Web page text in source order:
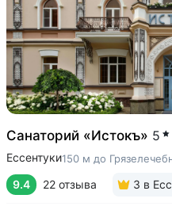
Санаторий «Истокъ» 5
Ессентуки150 м до
9.4 22 отзыва 3 в